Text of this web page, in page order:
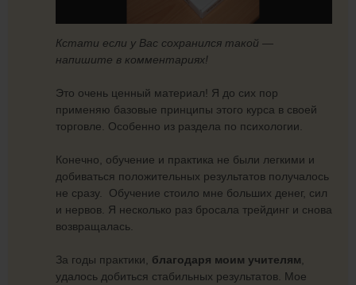
Кстати если у Вас сохранился такой —
напишите в комментариях!
Это очень ценный материал! Я до сих пор
применяю базовые принципы этого курса в своей
торговле. Особенно из раздела по психологии.
Конечно, обучение и практика не были легкими и
добиваться положительных результатов получалось
не сразу. Обучение стоило мне больших денег, сил
и нервов. Я несколько раз бросала трейдинг и снова
возвращалась.
За годы практики, благодаря моим учителям
удалось добиться стабильных результатов. Мое